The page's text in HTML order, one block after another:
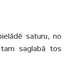
saturu, no
saglabā tos